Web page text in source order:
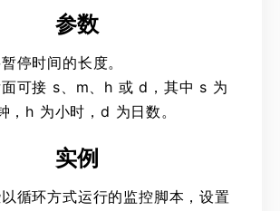
参数
停时间的长度。
可接 s、m、h 或 d，其中 s 为
，h 为小时，d 为日数。
实例
循环方式运行的监控脚本，设置